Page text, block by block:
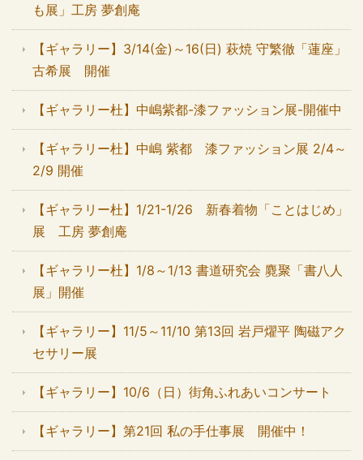
も展」工房 夢創庵
【ギャラリー】3/14(金)～16(日) 萩焼 守繁徹「蓮座」
古希展 開催
【ギャラリー杜】中嶋紫都-漆ファッション展-開催中
【ギャラリー杜】中嶋 紫都 漆ファッション展 2/4～
2/9 開催
【ギャラリー杜】1/21-1/26 新春着物「ことはじめ」
展 工房 夢創庵
【ギャラリー杜】1/8～1/13 書道研究会 麑聚「書八人
展」開催
【ギャラリー】11/5～11/10 第13回 岩戸燿平 陶磁アク
セサリー展
【ギャラリー】10/6（日）街角ふれあいコンサート
【ギャラリー】第21回 私の手仕事展 開催中！